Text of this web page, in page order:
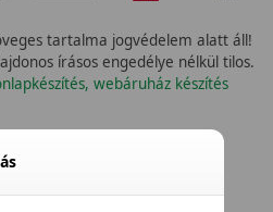
tartalma jogvédelem alatt áll!
írásos engedélye nélkül tilos.
webáruház készítés